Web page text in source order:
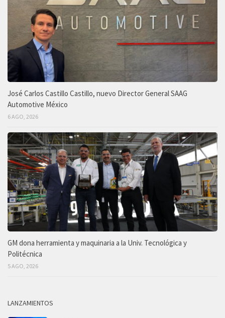
José Carlos Castillo Castillo, nuevo Director General SAAG
Automotive México
6 AGO, 2026
GM dona herramienta y maquinaria a la Univ. Tecnológica y
Politécnica
5 AGO, 2026
LANZAMIENTOS